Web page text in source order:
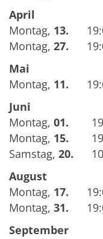
April
Montag, 13.
Montag, 27.
Mai
Montag, 11.
Juni
Montag, 01.
Montag, 15.
Samstag, 20.
August
Montag, 17.
Montag, 31.
September